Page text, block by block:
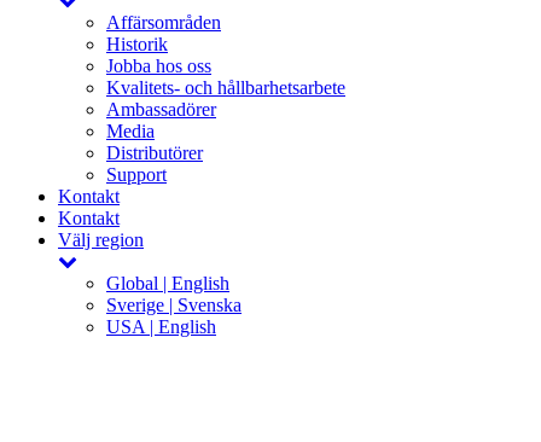
Affärsområden
Historik
Jobba hos oss
Kvalitets- och hållbarhetsarbete
Ambassadörer
Media
Distributörer
Support
Kontakt
Kontakt
Välj region
Global | English
Sverige | Svenska
USA | English